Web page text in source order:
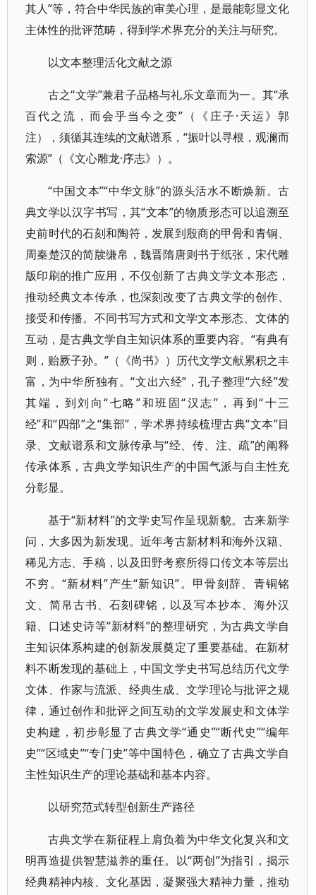
其人”等，符合中华民族的审美心理，是最能彰显文化
主体性的批评范畴，得到学术界充分的关注与研究。
以文本整理活化文献之源
古之“文学”兼君子品格与礼乐文章而为一。其“承
百代之流，而会乎当今之变”（《庄子·天运》郭
注），须循其连续的文献谱系，“振叶以寻根，观澜而
索源”（《文心雕龙·序志》）。
“中国文本”“中华文脉”的源头活水不断焕新。古
典文学以汉字书写，其“文本”的物质形态可以追溯至
史前时代的石刻和陶符，发展到殷商的甲骨和青铜、
周秦楚汉的简牍缣帛，魏晋隋唐则书于纸张，宋代雕
版印刷的推广应用，不仅创新了古典文学文本形态，
推动经典文本传承，也深刻改变了古典文学的创作、
接受和传播。不同书写方式和文学文本形态、文体的
互动，是古典文学自主知识体系的重要内容。“有典有
则，贻厥子孙。”（《尚书》）历代文学文献累积之丰
富，为中华所独有。“文出六经”，孔子整理“六经”发
其端，到刘向“七略”和班固“汉志”，再到“十三
经”和“四部”之“集部”，学术界持续梳理古典“文本”目
录、文献谱系和文脉传承与“经、传、注、疏”的阐释
传承体系，古典文学知识生产的中国气派与自主性充
分彰显。
基于“新材料”的文学史写作呈现新貌。古来新学
问，大多因为新发现。近年考古新材料和海外汉籍、
稀见方志、手稿，以及田野考察所得口传文本等层出
不穷。“新材料”产生“新知识”。甲骨刻辞、青铜铭
文、简帛古书、石刻碑铭，以及写本抄本、海外汉
籍、口述史诗等“新材料”的整理研究，为古典文学自
主知识体系构建的创新发展奠定了重要基础。在新材
料不断发现的基础上，中国文学史书写总结历代文学
文体、作家与流派、经典生成、文学理论与批评之规
律，通过创作和批评之间互动的文学发展史和文体学
史构建，初步彰显了古典文学“通史”“断代史”“编年
史”“区域史”“专门史”等中国特色，确立了古典文学自
主性知识生产的理论基础和基本内容。
以研究范式转型创新生产路径
古典文学在新征程上肩负着为中华文化复兴和文
明再造提供智慧滋养的重任。以“两创”为指引，揭示
经典精神内核、文化基因，凝聚强大精神力量，推动